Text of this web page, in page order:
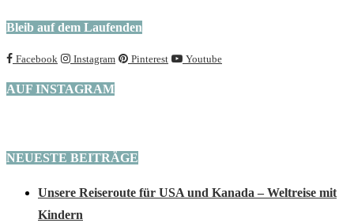
Bleib auf dem Laufenden
Facebook Instagram Pinterest Youtube
AUF INSTAGRAM
NEUESTE BEITRÄGE
Unsere Reiseroute für USA und Kanada – Weltreise mit
Kindern